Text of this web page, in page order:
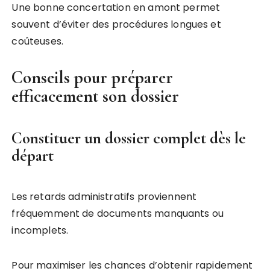
Une bonne concertation en amont permet
souvent d’éviter des procédures longues et
coûteuses.
Conseils pour préparer
efficacement son dossier
Constituer un dossier complet dès le
départ
Les retards administratifs proviennent
fréquemment de documents manquants ou
incomplets.
Pour maximiser les chances d’obtenir rapidement